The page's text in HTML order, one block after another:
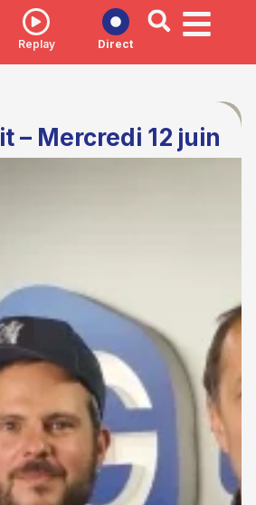
Replay Direct
– Mercredi 12 juin